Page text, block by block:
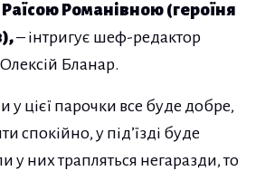
Романівною (героїня
– інтригує шеф-редактор
Бланар.
у цієї парочки все буде добре,
спокійно, у під’їзді буде
у них трапляться негаразди, то